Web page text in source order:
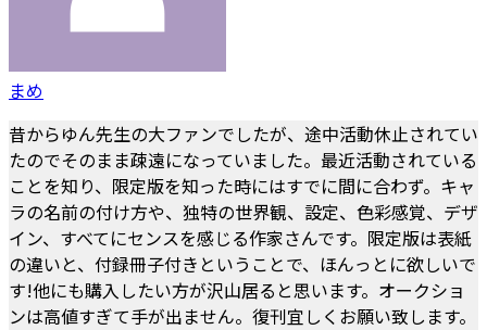
まめ
昔からゆん先生の大ファンでしたが、途中活動休止されてい
たのでそのまま疎遠になっていました。最近活動されている
ことを知り、限定版を知った時にはすでに間に合わず。キャ
ラの名前の付け方や、独特の世界観、設定、色彩感覚、デザ
イン、すべてにセンスを感じる作家さんです。限定版は表紙
の違いと、付録冊子付きということで、ほんっとに欲しいで
す!他にも購入したい方が沢山居ると思います。オークショ
ンは高値すぎて手が出ません。復刊宜しくお願い致します。